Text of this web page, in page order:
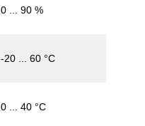
0 ... 90 %
-20 ... 60 °C
0 ... 40 °C